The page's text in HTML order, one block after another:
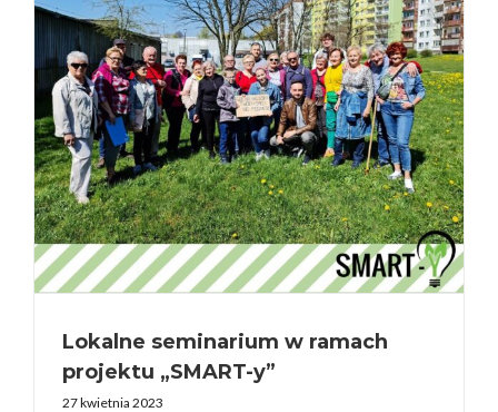
Lokalne seminarium w ramach
projektu „SMART-y”
27 kwietnia 2023